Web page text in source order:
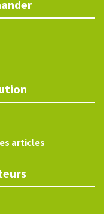
articles